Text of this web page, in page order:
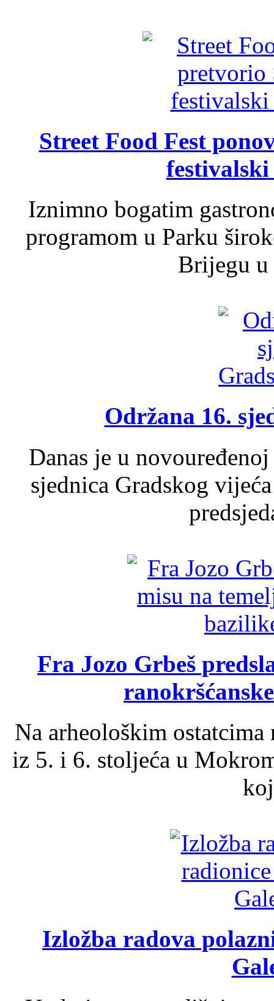
Street Food Fest
Iznimno bogatim
programom u Parku
Brijegu u
Održana 16.
Danas je u
sjednica Gradskog
Fra Jozo Grbeš
Na arheološkim
iz 5. i 6. stoljeća u
Izložba radova